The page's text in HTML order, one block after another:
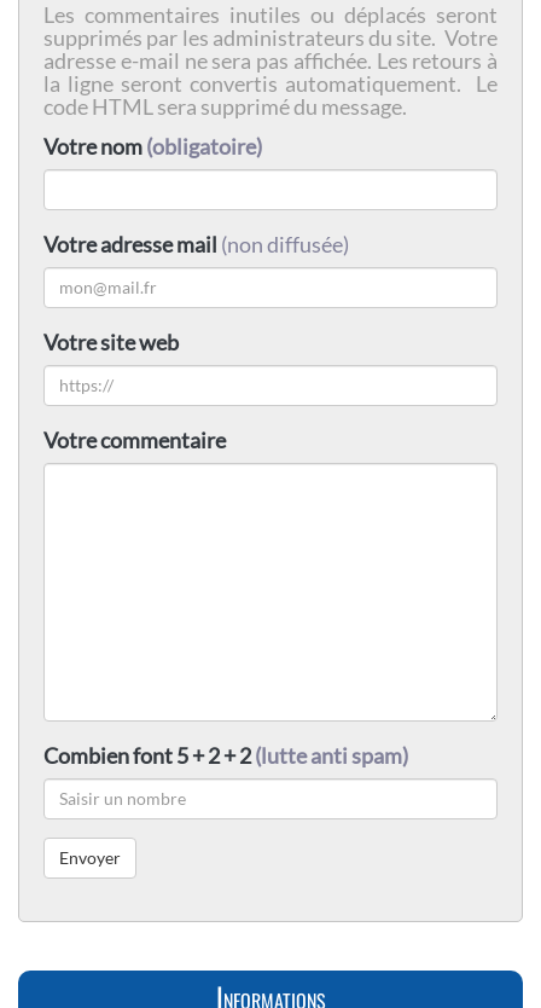
Les commentaires inutiles ou déplacés seront
supprimés par les administrateurs du site. Votre
adresse e-mail ne sera pas affichée. Les retours à
la ligne seront convertis automatiquement. Le
code HTML sera supprimé du message.
Votre nom(obligatoire)
Votre adresse mail (non diffusée)
Votre site web
Votre commentaire
Combien font 5 + 2 + 2(lutte anti spam)
Informations